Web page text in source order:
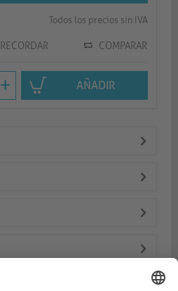
Todos los precios sin IVA
RECORDAR COMPARAR
+ AÑADIR